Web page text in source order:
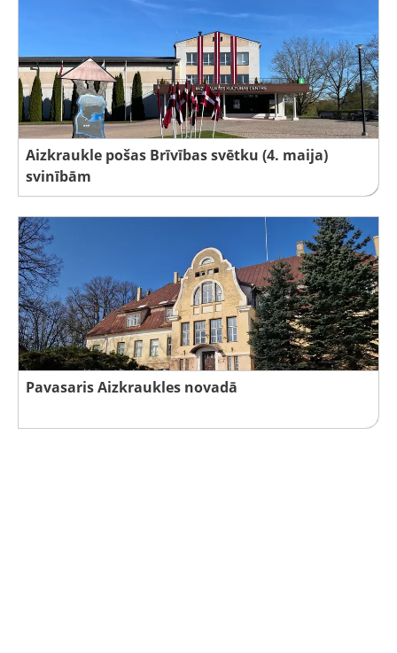
Aizkraukle pošas Brīvības svētku (4. maija)
svinībām
Pavasaris Aizkraukles novadā